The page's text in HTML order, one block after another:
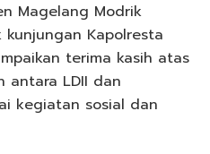
Magelang Modrik
kunjungan Kapolresta
terima kasih atas
antara LDII dan
kegiatan sosial dan